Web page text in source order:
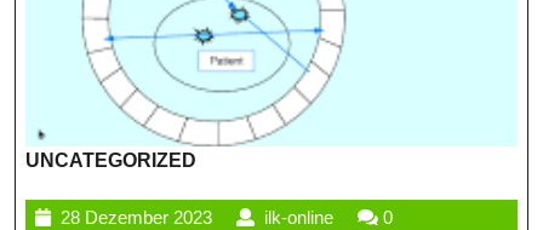
UNCATEGORIZED
28 Dezember 202328
ilk-onlineilk-
0